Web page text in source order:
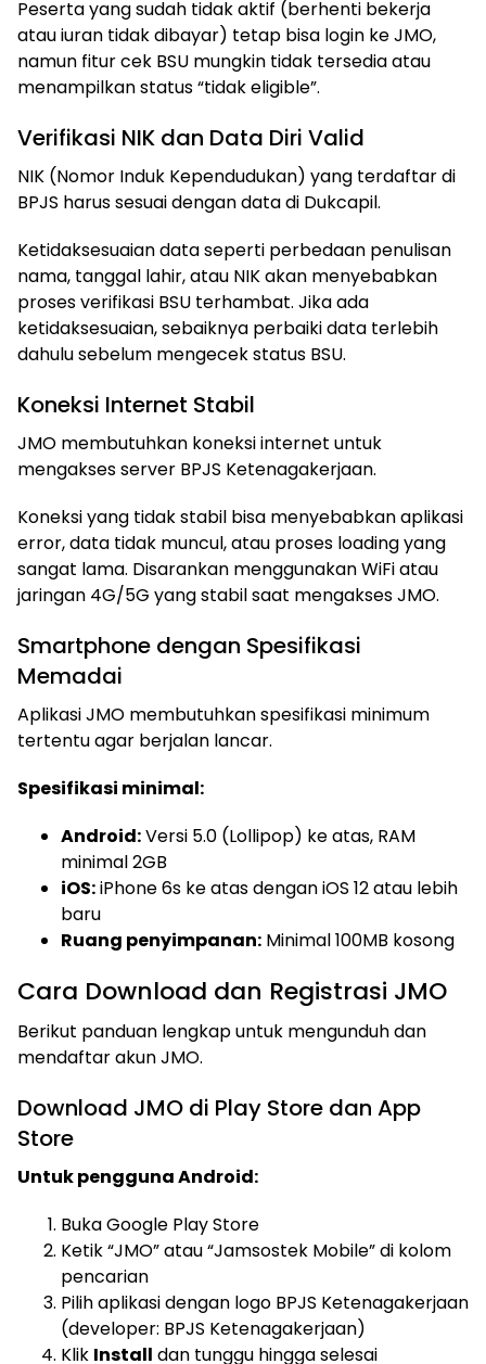
Peserta yang sudah tidak aktif (berhenti bekerja
atau iuran tidak dibayar) tetap bisa login ke JMO,
namun fitur cek BSU mungkin tidak tersedia atau
menampilkan status “tidak eligible”.
Verifikasi NIK dan Data Diri Valid
NIK (Nomor Induk Kependudukan) yang terdaftar di
BPJS harus sesuai dengan data di Dukcapil.
Ketidaksesuaian data seperti perbedaan penulisan
nama, tanggal lahir, atau NIK akan menyebabkan
proses verifikasi BSU terhambat. Jika ada
ketidaksesuaian, sebaiknya perbaiki data terlebih
dahulu sebelum mengecek status BSU.
Koneksi Internet Stabil
JMO membutuhkan koneksi internet untuk
mengakses server BPJS Ketenagakerjaan.
Koneksi yang tidak stabil bisa menyebabkan aplikasi
error, data tidak muncul, atau proses loading yang
sangat lama. Disarankan menggunakan WiFi atau
jaringan 4G/5G yang stabil saat mengakses JMO.
Smartphone dengan Spesifikasi
Memadai
Aplikasi JMO membutuhkan spesifikasi minimum
tertentu agar berjalan lancar.
Spesifikasi minimal:
Android:Versi 5.0 (Lollipop) ke atas, RAM
minimal 2GB
iOS:iPhone 6s ke atas dengan iOS 12 atau lebih
baru
Ruang penyimpanan: Minimal 100MB kosong
Cara Download dan Registrasi JMO
Berikut panduan lengkap untuk mengunduh dan
mendaftar akun JMO.
Download JMO di Play Store dan App
Store
Untuk pengguna Android:
Buka Google Play Store
Ketik “JMO” atau “Jamsostek Mobile” di kolom
pencarian
Pilih aplikasi dengan logo BPJS Ketenagakerjaan
(developer: BPJS Ketenagakerjaan)
Klik Install dan tunggu hingga selesai